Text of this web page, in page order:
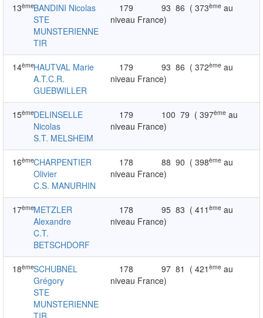
13èmeBANDINI Nicolas
STE
MUNSTERIENNE
TIR
179 93 86 ( 373ème au
niveau France)
14èmeHAUTVAL Marie
A.T.C.R.
GUEBWILLER
179 93 86 ( 372ème au
niveau France)
15èmeDELINSELLE
Nicolas
S.T. MELSHEIM
179 100 79 ( 397ème au
niveau France)
16èmeCHARPENTIER
Olivier
C.S. MANURHIN
178 88 90 ( 398ème au
niveau France)
17èmeMETZLER
Alexandre
C.T.
BETSCHDORF
178 95 83 ( 411ème au
niveau France)
18èmeSCHUBNEL
Grégory
STE
MUNSTERIENNE
TIR
178 97 81 ( 421ème au
niveau France)